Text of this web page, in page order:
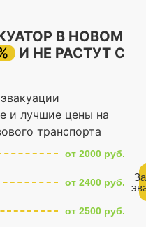
В НОВОМ
И НЕ РАСТУТ С
и лучшие цены на
транспорта
от 2000 руб.
от 2400 руб.
от 2500 руб.